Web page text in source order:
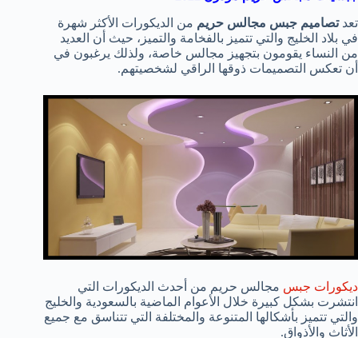
تعدتصاميم جبس مجالس حريم من الديكورات الأكثر شهرة
في بلاد الخليج والتي تتميز بالفخامة والتميز، حيث أن العديد
من النساء يقومون بتجهيز مجالس خاصة، ولذلك يرغبون في
أن تعكس التصميمات ذوقها الراقي لشخصيتهم.
ديكورات جبس مجالس حريم من أحدث الديكورات التي
انتشرت بشكل كبيرة خلال الأعوام الماضية بالسعودية والخليج
والتي تتميز بأشكالها المتنوعة والمختلفة التي تتناسق مع جميع
الأثاث والأذواق.